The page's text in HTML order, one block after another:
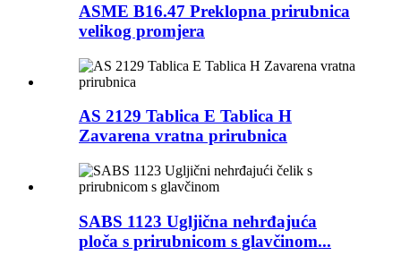
ASME B16.47 Preklopna prirubnica
velikog promjera
AS 2129 Tablica E Tablica H
Zavarena vratna prirubnica
SABS 1123 Ugljična nehrđajuća
ploča s prirubnicom s glavčinom...